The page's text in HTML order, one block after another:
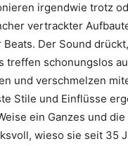
irgendwie trotz
vertrackter
Der Sound
treffen schonungslos
und verschmelzen
Stile und Einflüsse
ein Ganzes und
wieso sie seit 35